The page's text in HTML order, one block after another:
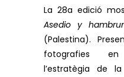
La 28a edició
Asedio y
(Palestina).
fotografies
l’estratègia de